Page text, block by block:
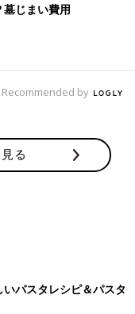
じまい費用
Recommended by
る
パスタレシピ＆パスタ